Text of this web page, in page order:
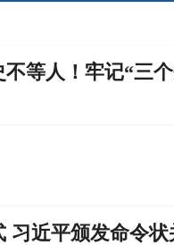
等人！牢记“三
习近平颁发命令